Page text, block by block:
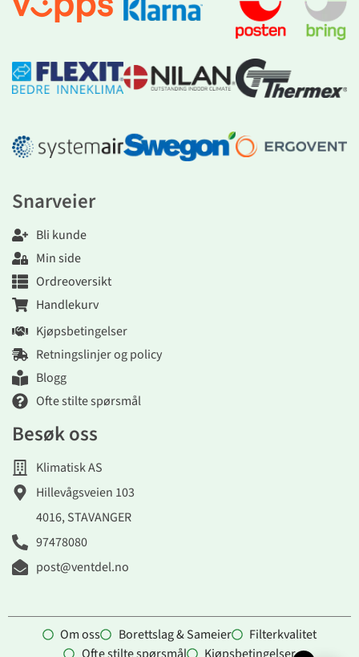
Snarveier
Bli kunde
Min side
Ordreoversikt
Handlekurv
Kjøpsbetingelser
Retningslinjer og policy
Blogg
Ofte stilte spørsmål
Besøk oss
Klimatisk AS
Hillevågsveien 103
4016, STAVANGER
97478080
post@ventdel.no
Om oss Borettslag & Sameier
Filterkvalitet
Ofte stilte spørsmål
Kjøpsbetingelser